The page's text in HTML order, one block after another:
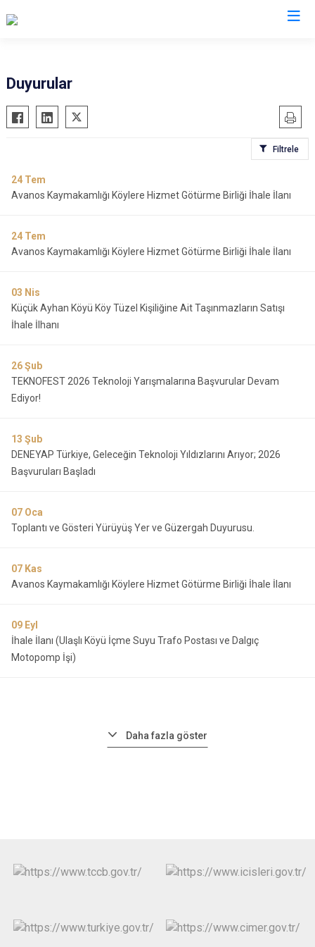
Acıgöl
Avanos
Gülşehir
Hacıbektaş
Ürgüp
Duyurular
Filtrele
24 Tem
Avanos Kaymakamlığı Köylere Hizmet Götürme Birliği İhale İlanı
24 Tem
Avanos Kaymakamlığı Köylere Hizmet Götürme Birliği İhale İlanı
03 Nis
Küçük Ayhan Köyü Köy Tüzel Kişiliğine Ait Taşınmazların Satışı
İhale İlhanı
26Şub
TEKNOFEST 2026 Teknoloji Yarışmalarına Başvurular Devam
Ediyor!
13 Şub
DENEYAP Türkiye, Geleceğin Teknoloji Yıldızlarını Arıyor; 2026
Başvuruları Başladı
07 Oca
Toplantı ve Gösteri Yürüyüş Yer ve Güzergah Duyurusu.
07 Kas
Avanos Kaymakamlığı Köylere Hizmet Götürme Birliği İhale İlanı
09 Eyl
İhale İlanı (Ulaşlı Köyü İçme Suyu Trafo Postası ve Dalgıç
Motopomp İşi)
Daha fazla göster